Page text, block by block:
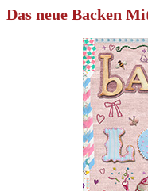
Das neue Backen